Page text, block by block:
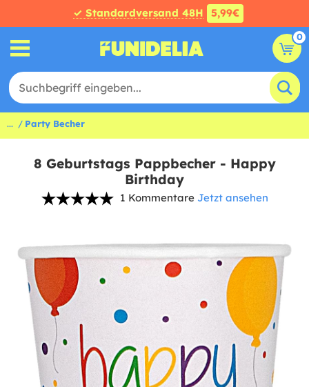
✓ Standardversand 48H 5,99€
0
... Party Becher
8 Geburtstags Pappbecher - Happy
Birthday
1 Kommentare Jetzt ansehen